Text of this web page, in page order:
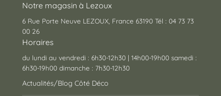
Notre magasin à Lezoux
6 Rue Porte Neuve LEZOUX, France 63190 Tél : 04 73 73
00 26
Horaires
du lundi au vendredi : 6h30-12h30 | 14h00-19h00 samedi :
6h30-19h00 dimanche : 7h30-12h30
Actualités/Blog Côté Déco